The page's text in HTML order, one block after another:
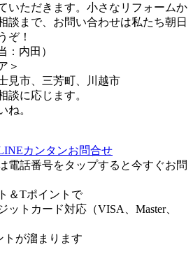
いただきます。小さなリフォームか
談まで、お問い合わせは私たち朝日
ぞ！
：内田）
＞
見市、三芳町、川越市
に応じます。
ね。
電話番号をタップすると今すぐお問
＆Tポイントで